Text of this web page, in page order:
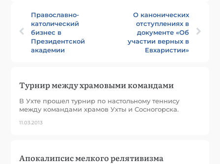
Православно-
католический
бизнес в
Президентской
академии
О канонических
отступлениях в
документе «Об
участии верных в
Евхаристии»
Турнир между храмовыми командами
В Ухте прошел турнир по настольному теннису
между командами храмов Ухты и Сосногорска.
11.03.2013
Апокалипсис мелкого релятивизма